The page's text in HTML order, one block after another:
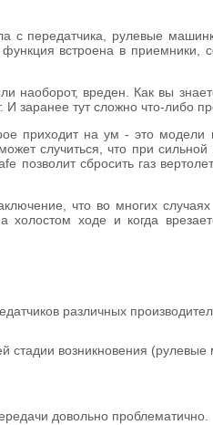
с передатчика, рулевые
встроена в
наоборот, вреден. Как вы
заранее тут сложно что-либо
приходит на ум - это
случиться, что при
позволит сбросить газ
что во многих
холостом ходе и когда
различных
возникновения (рулевые
довольно проблематично.